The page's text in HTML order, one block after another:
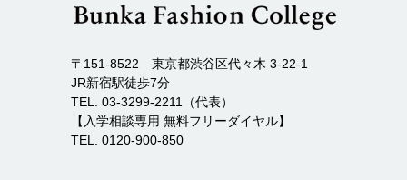
〒151-8522 東京都渋谷区代々木 3-22-1
JR新宿駅徒歩7分
TEL. 03-3299-2211（代表）
【入学相談専用 無料フリーダイヤル】
TEL. 0120-900-850